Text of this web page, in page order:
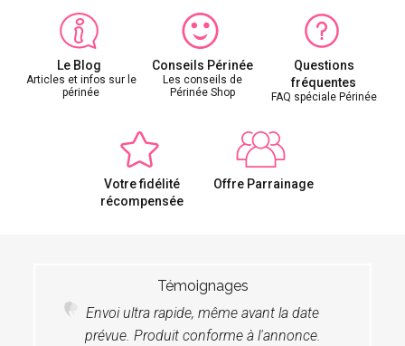
Le Blog
Articles et infos sur le
périnée
Conseils Périnée
Les conseils de
Périnée Shop
Questions
fréquentes
FAQ spéciale Périnée
Votre fidélité
récompensée
Offre Parrainage
Témoignages
Envoi ultra rapide, même avant la date
prévue. Produit conforme à l'annonce.